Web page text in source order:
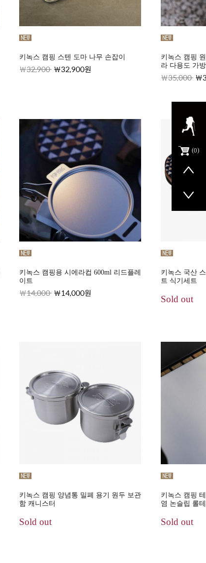
0
키녹스 캠핑 스텐 도마 나무 손잡이
32,900 32,900원
키녹스 캠핑
라 다용도 가방
35,000
키녹스 캠핑용 시에라컵 600ml 리드플레
이트
14,000 14,000원
키녹스 국산
트 식기세트
Sold out
키녹스 캠핑 양념통 밀폐 용기 원두 보관
함 캐니스터
Sold out
키녹스 캠핑
염 논슬립 롤
Sold out